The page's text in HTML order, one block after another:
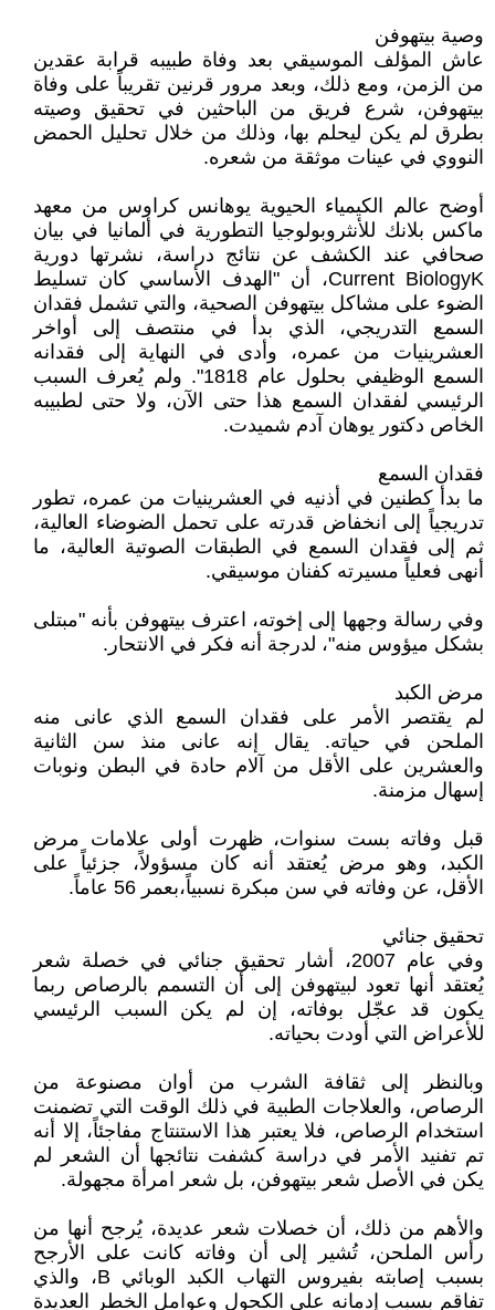
وصية بيتهوفن
عاش المؤلف الموسيقي بعد وفاة طبيبه قرابة عقدين
من الزمن، ومع ذلك، وبعد مرور قرنين تقريباً على وفاة
بيتهوفن، شرع فريق من الباحثين في تحقيق وصيته
بطرق لم يكن ليحلم بها، وذلك من خلال تحليل الحمض
النووي في عينات موثقة من شعره.
أوضح عالم الكيمياء الحيوية يوهانس كراوس من معهد
ماكس بلانك للأنثروبولوجيا التطورية في ألمانيا في بيان
صحافي عند الكشف عن نتائج دراسة، نشرتها دورية
Current BiologyK، أن "الهدف الأساسي كان تسليط
الضوء على مشاكل بيتهوفن الصحية، والتي تشمل فقدان
السمع التدريجي، الذي بدأ في منتصف إلى أواخر
العشرينيات من عمره، وأدى في النهاية إلى فقدانه
السمع الوظيفي بحلول عام 1818". ولم يُعرف السبب
الرئيسي لفقدان السمع هذا حتى الآن، ولا حتى لطبيبه
الخاص دكتور يوهان آدم شميدت.
فقدان السمع
ما بدأ كطنين في أذنيه في العشرينيات من عمره، تطور
تدريجياً إلى انخفاض قدرته على تحمل الضوضاء العالية،
ثم إلى فقدان السمع في الطبقات الصوتية العالية، ما
أنهى فعلياً مسيرته كفنان موسيقي.
وفي رسالة وجهها إلى إخوته، اعترف بيتهوفن بأنه "مبتلى
بشكل ميؤوس منه"، لدرجة أنه فكر في الانتحار.
مرض الكبد
لم يقتصر الأمر على فقدان السمع الذي عانى منه
الملحن في حياته. يقال إنه عانى منذ سن الثانية
والعشرين على الأقل من آلام حادة في البطن ونوبات
إسهال مزمنة.
قبل وفاته بست سنوات، ظهرت أولى علامات مرض
الكبد، وهو مرض يُعتقد أنه كان مسؤولاً، جزئياً على
الأقل، عن وفاته في سن مبكرة نسبياً،بعمر 56 عاماً.
تحقيق جنائي
وفي عام 2007، أشار تحقيق جنائي في خصلة شعر
يُعتقد أنها تعود لبيتهوفن إلى أن التسمم بالرصاص ربما
يكون قد عجّل بوفاته، إن لم يكن السبب الرئيسي
للأعراض التي أودت بحياته.
وبالنظر إلى ثقافة الشرب من أوان مصنوعة من
الرصاص، والعلاجات الطبية في ذلك الوقت التي تضمنت
استخدام الرصاص، فلا يعتبر هذا الاستنتاج مفاجئاً، إلا أنه
تم تفنيد الأمر في دراسة كشفت نتائجها أن الشعر لم
يكن في الأصل شعر بيتهوفن، بل شعر امرأة مجهولة.
والأهم من ذلك، أن خصلات شعر عديدة، يُرجح أنها من
رأس الملحن، تُشير إلى أن وفاته كانت على الأرجح
بسبب إصابته بفيروس التهاب الكبد الوبائي B، والذي
تفاقم بسبب إدمانه على الكحول وعوامل الخطر العديدة